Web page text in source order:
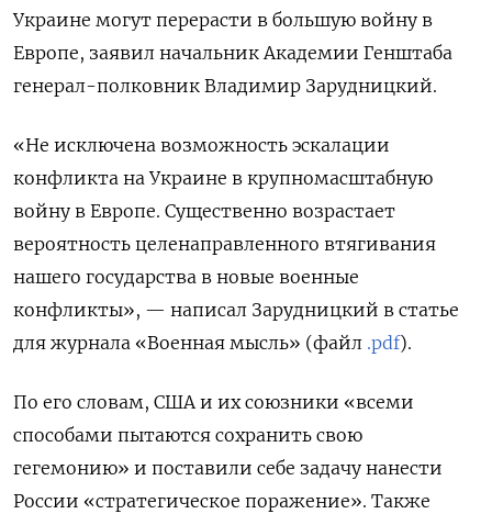
Украине могут перерасти в большую войну в
Европе, заявил начальник Академии Генштаба
генерал-полковник Владимир Зарудницкий.
«Не исключена возможность эскалации
конфликта на Украине в крупномасштабную
войну в Европе. Существенно возрастает
вероятность целенаправленного втягивания
нашего государства в новые военные
конфликты», — написал Зарудницкий в статье
для журнала «Военная мысль» (файл .pdf).
По его словам, США и их союзники «всеми
способами пытаются сохранить свою
гегемонию» и поставили себе задачу нанести
России «стратегическое поражение». Также